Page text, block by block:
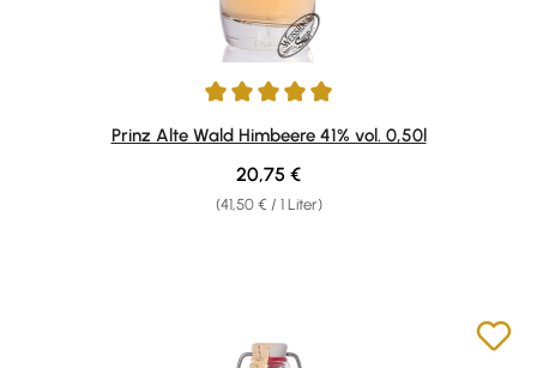
Durchschnittliche Bewertung von 4.88 von 5 Sternen
Prinz Alte Wald Himbeere 41% vol. 0,50l
(41,50 € / 1 Liter)
Regulärer Preis:
20,75 €